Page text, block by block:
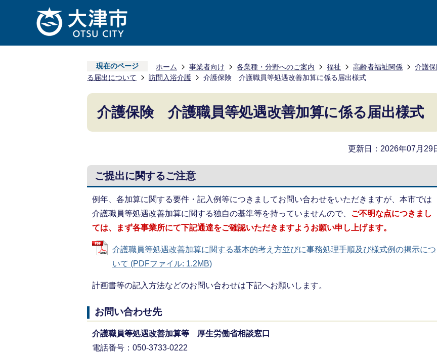
現在のページ ホーム 事業者向け 各業種・分野へのご案内 福祉 高齢者福祉関係 介護
る届出について
訪問入浴介護 介護保険 介護職員等処遇改善加算に係る届出様式
介護保険 介護職員等処遇改善加算に係る届出様式
更新日：2026年07月29
ご提出に関するご注意
例年、各加算に関する要件・記入例等につきましてお問い合わせをいただきますが、本市では
介護職員等処遇改善加算に関する独自の基準等を持っていませんので、 ご不明な点につきまし
ては、まず各事業所にて下記通達をご確認いただきますようお願い申し上げます。
介護職員等処遇改善加算に関する基本的考え方並びに事務処理手順及び様式例の掲示につ
いて (PDFファイル: 1.2MB)
計画書等の記入方法などのお問い合わせは下記へお願いします。
お問い合わせ先
介護職員等処遇改善加算等 厚生労働省相談窓口
電話番号：050-3733-0222